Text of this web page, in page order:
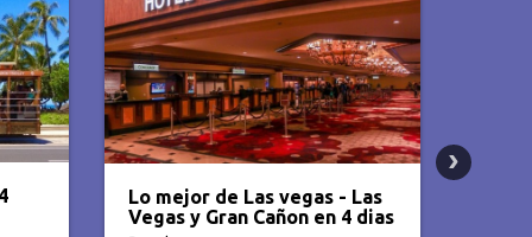
Los Ángeles y Las Vegas - 7
Dias / 6 noches